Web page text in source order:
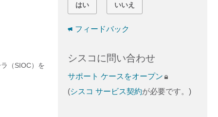
（SIOC）を
はい いいえ
フィードバック
シスコに問い合わせ
サポート ケースをオープン
(シスコ サービス契約が必要です。)